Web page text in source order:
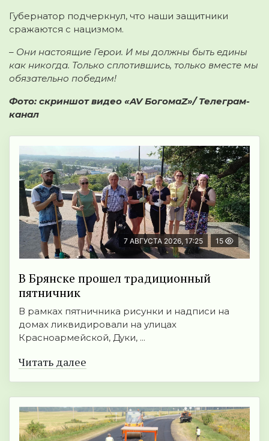
Губернатор подчеркнул, что наши защитники
сражаются с нацизмом.
– Они настоящие Герои. И мы должны быть едины
как никогда. Только сплотившись, только вместе мы
обязательно победим!
Фото: скриншот видео «AV БогомаZ»/ Телеграм-
канал
7 АВГУСТА 2026, 17:25 15
В Брянске прошел традиционный
пятничник
В рамках пятничника рисунки и надписи на
домах ликвидировали на улицах
Красноармейской, Дуки, ...
Читать далее